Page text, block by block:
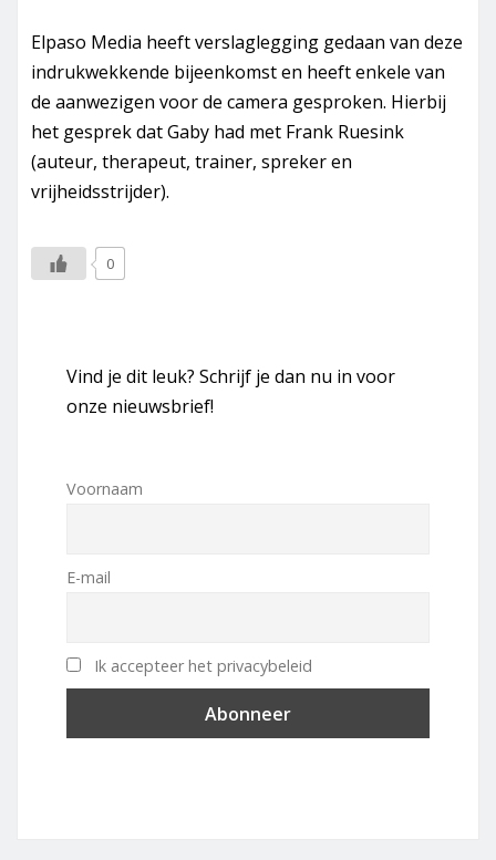
Elpaso Media heeft verslaglegging gedaan van deze
indrukwekkende bijeenkomst en heeft enkele van
de aanwezigen voor de camera gesproken. Hierbij
het gesprek dat Gaby had met Frank Ruesink
(auteur, therapeut, trainer, spreker en
vrijheidsstrijder).
0
Vind je dit leuk? Schrijf je dan nu in voor
onze nieuwsbrief!
Voornaam
E-mail
Ik accepteer het privacybeleid